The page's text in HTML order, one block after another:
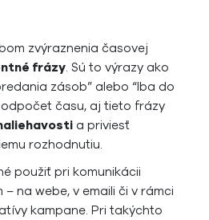
zvýraznenia časovej
frázy. Sú to výrazy ako
zásob” alebo “Iba do
odpočet času, aj tieto frázy
a priviesť
rozhodnutiu.
použiť pri komunikácii
na webe, v emaili či v rámci
kampane. Pri takýchto